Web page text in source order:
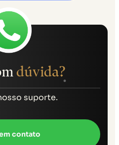
dúvida?
suporte.
contato